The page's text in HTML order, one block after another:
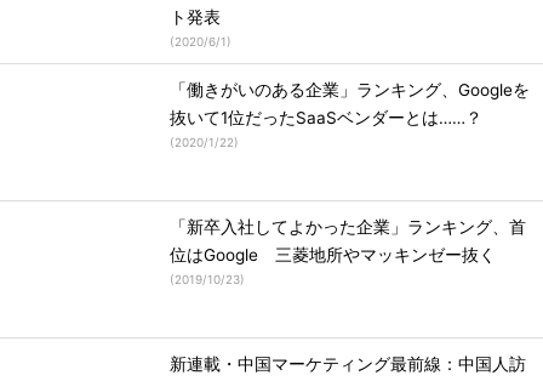
ト発表
(2020/6/1)
「働きがいのある企業」ランキング、Googleを
抜いて1位だったSaaSベンダーとは……？
(2020/1/22)
「新卒入社してよかった企業」ランキング、首
位はGoogle 三菱地所やマッキンゼー抜く
(2019/10/23)
新連載・中国マーケティング最前線：中国人訪